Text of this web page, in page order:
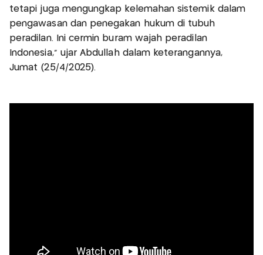
tetapi juga mengungkap kelemahan sistemik dalam
pengawasan dan penegakan hukum di tubuh
peradilan. Ini cermin buram wajah peradilan
Indonesia,” ujar Abdullah dalam keterangannya,
Jumat (25/4/2025).